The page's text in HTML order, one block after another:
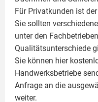
Für Privatkunden ist
Sie sollten
unter den
Qualitätsunterschiede
Sie können hier
Handwerksbetriebe
Anfrage an die
weiter.